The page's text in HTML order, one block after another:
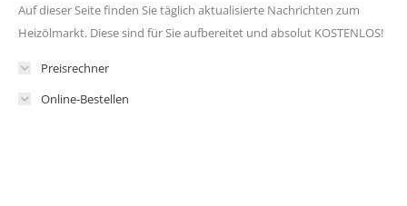
Auf dieser Seite finden Sie täglich aktualisierte Nachrichten zum
Heizölmarkt. Diese sind für Sie aufbereitet und absolut KOSTENLOS!
Preisrechner
Online-Bestellen